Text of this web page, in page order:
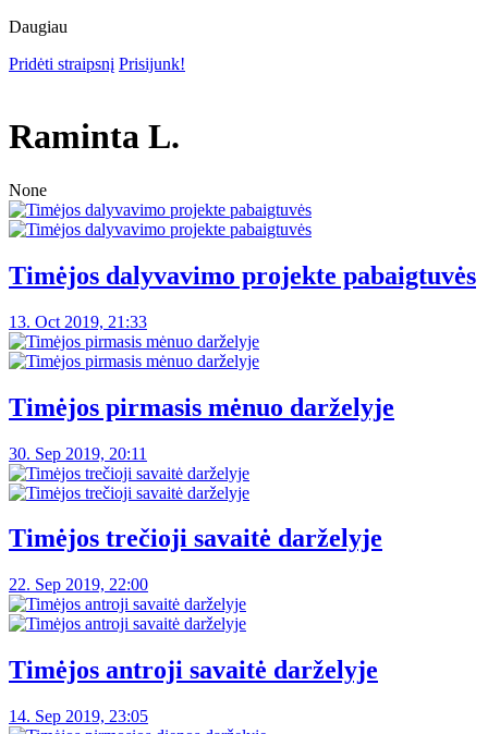
Daugiau
Pridėti straipsnį Prisijunk!
Raminta L.
None
Timėjos dalyvavimo projekte pabaigtuvės
13. Oct 2019, 21:33
Timėjos pirmasis mėnuo darželyje
30. Sep 2019, 20:11
Timėjos trečioji savaitė darželyje
22. Sep 2019, 22:00
Timėjos antroji savaitė darželyje
14. Sep 2019, 23:05